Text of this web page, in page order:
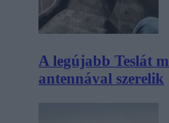
A legújabb Teslát
antennával szerelik